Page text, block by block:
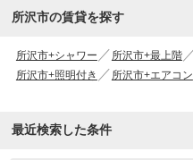
所沢市の賃貸を探す
所沢市+シャワー 所沢市+最上階
所沢市+照明付き
所沢市+エアコン
最近検索した条件